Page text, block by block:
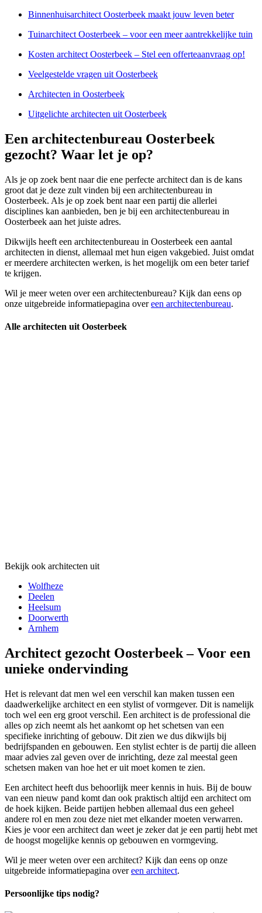
Binnenhuisarchitect Oosterbeek maakt jouw leven beter
Tuinarchitect Oosterbeek – voor een meer aantrekkelijke tuin
Kosten architect Oosterbeek – Stel een offerteaanvraag op!
Veelgestelde vragen uit Oosterbeek
Architecten in Oosterbeek
Uitgelichte architecten uit Oosterbeek
Een architectenbureau Oosterbeek
gezocht? Waar let je op?
Als je op zoek bent naar die ene perfecte architect dan is de kans
groot dat je deze zult vinden bij een architectenbureau in
Oosterbeek. Als je op zoek bent naar een partij die allerlei
disciplines kan aanbieden, ben je bij een architectenbureau in
Oosterbeek aan het juiste adres.
Dikwijls heeft een architectenbureau in Oosterbeek een aantal
architecten in dienst, allemaal met hun eigen vakgebied. Juist omdat
er meerdere architecten werken, is het mogelijk om een beter tarief
te krijgen.
Wil je meer weten over een architectenbureau? Kijk dan eens op
onze uitgebreide informatiepagina overeen architectenbureau.
Alle architecten uit Oosterbeek
Bekijk ook architecten uit
Wolfheze
Deelen
Heelsum
Doorwerth
Arnhem
Architect gezocht Oosterbeek – Voor een
unieke ondervinding
Het is relevant dat men wel een verschil kan maken tussen een
daadwerkelijke architect en een stylist of vormgever. Dit is namelijk
toch wel een erg groot verschil. Een architect is de professional die
alles op zich neemt als het aankomt op het schetsen van een
specifieke inrichting of gebouw. Dit zien we dus dikwijls bij
bedrijfspanden en gebouwen. Een stylist echter is de partij die alleen
maar advies zal geven over de inrichting, deze zal meestal geen
schetsen maken van hoe het er uit moet komen te zien.
Een architect heeft dus behoorlijk meer kennis in huis. Bij de bouw
van een nieuw pand komt dan ook praktisch altijd een architect om
de hoek kijken. Beide partijen hebben allemaal dus een geheel
andere rol en men zou deze niet met elkander moeten verwarren.
Kies je voor een architect dan weet je zeker dat je een partij hebt met
de hoogst mogelijke kennis op gebouwen en vormgeving.
Wil je meer weten over een architect? Kijk dan eens op onze
uitgebreide informatiepagina overeen architect.
Persoonlijke tips nodig?